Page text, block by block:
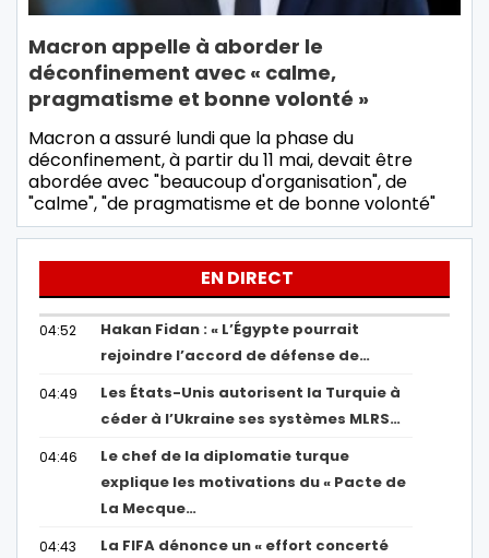
Macron appelle à aborder le
déconfinement avec « calme,
pragmatisme et bonne volonté »
Macron a assuré lundi que la phase du
déconfinement, à partir du 11 mai, devait être
abordée avec "beaucoup d'organisation", de
"calme", "de pragmatisme et de bonne volonté"
EN DIRECT
04:52
Hakan Fidan : « L’Égypte pourrait
rejoindre l’accord de défense de…
04:49
Les États-Unis autorisent la Turquie à
céder à l’Ukraine ses systèmes MLRS…
04:46
Le chef de la diplomatie turque
explique les motivations du « Pacte de
La Mecque…
04:43
La FIFA dénonce un « effort concerté